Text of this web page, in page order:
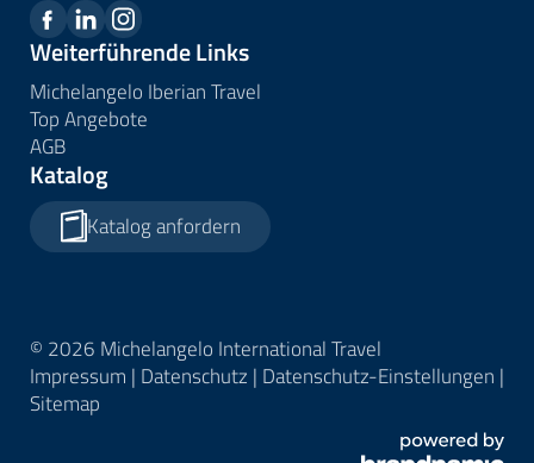
Weiterführende Links
Michelangelo Iberian Travel
Top Angebote
AGB
Katalog
Katalog anfordern
© 2026 Michelangelo International Travel
Impressum | Datenschutz | Datenschutz-Einstellungen |
Sitemap